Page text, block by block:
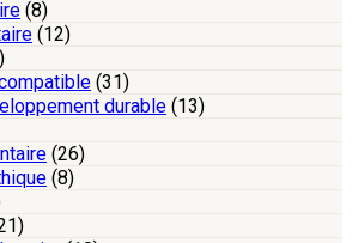
(8)
(12)
(31)
durable (13)
(26)
(8)